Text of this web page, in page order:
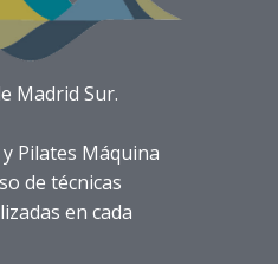
Madrid Sur.
Pilates Máquina
de técnicas
en cada